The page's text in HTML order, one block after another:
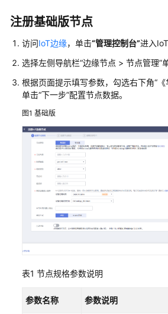
介
绍
速
入
门
户
从
里
开
管
理
边
缘
注册基础版节点
访问IoT边缘，单击“管理控制台”进入
选择左侧导航栏“边缘节点 > 节点管理”
根据页面提示填写参数，勾选右下角“
单击“下一步”配置节点数据。
图1 基础版
表1 节点规格参数说明
参数名称 参数说明